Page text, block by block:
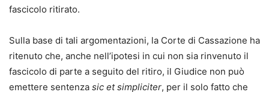
fascicolo ritirato.
Sulla base di tali argomentazioni, la Corte di Cassazione ha
ritenuto che, anche nell’ipotesi in cui non sia rinvenuto il
fascicolo di parte a seguito del ritiro, il Giudice non può
emettere sentenza sic et simpliciter, per il solo fatto che